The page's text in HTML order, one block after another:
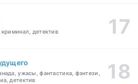
детектив
ужасы, фантастика, фэнтези,
детектив